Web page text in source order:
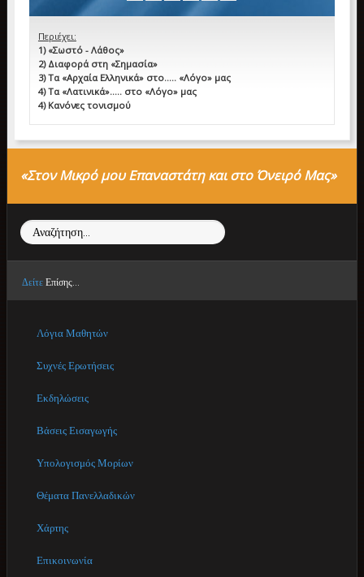
Περιέχει:
1) «Σωστό - Λάθος»
2) Διαφορά στη «Σημασία»
3) Τα «Αρχαία Ελληνικά» στο….. «Λόγο» μας
4) Τα «Λατινικά»….. στο «Λόγο» μας
4) Κανόνες τονισμού
«Στον Μικρό μου Επαναστάτη και στο Όνειρό Μας»
Αναζήτηση...
Δείτε Επίσης...
Λόγια Μαθητών
Συχνές Ερωτήσεις
Εκδηλώσεις
Βάσεις Εισαγωγής
Υπολογισμός Μορίων
Θέματα Πανελλαδικών
Χάρτης
Επικοινωνία